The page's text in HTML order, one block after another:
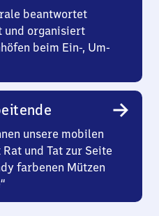
beantwortet
und organisiert
beim Ein-, Um-
unsere mobilen
und Tat zur Seite
farbenen Mützen